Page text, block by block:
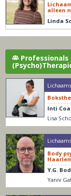
alleen
Linda
Inti
Lisa
Body
Y.G.
Yaniv